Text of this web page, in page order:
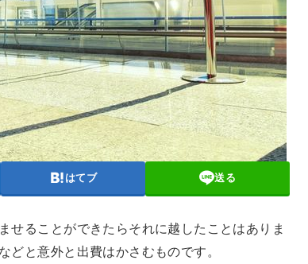
はてブ 送る
せることができたらそれに越したことはありま
どと意外と出費はかさむものです。